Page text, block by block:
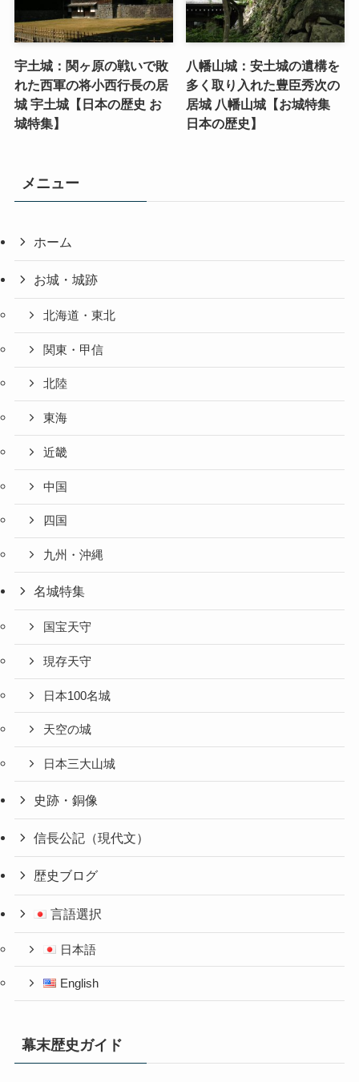
宇土城：関ヶ原の戦いで敗
れた西軍の将小西行長の居
城 宇土城【日本の歴史 お
城特集】
八幡山城：安土城の遺構を
多く取り入れた豊臣秀次の
居城 八幡山城【お城特集
日本の歴史】
メニュー
ホーム
お城・城跡
北海道・東北
関東・甲信
北陸
東海
近畿
中国
四国
九州・沖縄
名城特集
国宝天守
現存天守
日本100名城
天空の城
日本三大山城
史跡・銅像
信長公記（現代文）
歴史ブログ
言語選択
日本語
English
幕末歴史ガイド